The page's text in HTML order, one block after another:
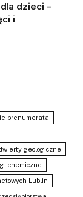
dzieci –
i
prenumerata
geologiczne
chemiczne
Lublin